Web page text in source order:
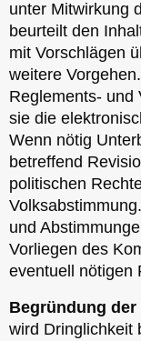
unter Mitwirkung
beurteilt den
mit Vorschlägen
weitere
Reglements- und
sie die
Wenn nötig
betreffend
politischen
und
Vorliegen des
eventuell nötigen
Begründung
wird Dringlichkeit